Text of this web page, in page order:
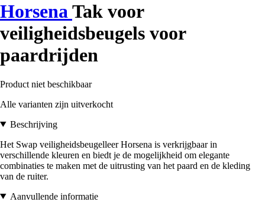
HorsenaTak voor
veiligheidsbeugels voor
paardrijden
Product niet beschikbaar
Alle varianten zijn uitverkocht
Beschrijving
Het Swap veiligheidsbeugelleer Horsena is verkrijgbaar in
verschillende kleuren en biedt je de mogelijkheid om elegante
combinaties te maken met de uitrusting van het paard en de kleding
van de ruiter.
Aanvullende informatie